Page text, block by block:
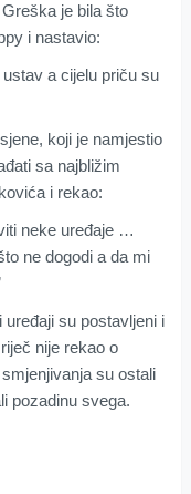
je bila što
i nastavio:
a cijelu priču su
koji je namjestio
sa najbližim
i rekao:
neke uređaje …
ne dogodi a da mi
su postavljeni i
nije rekao o
su ostali
pozadinu svega.